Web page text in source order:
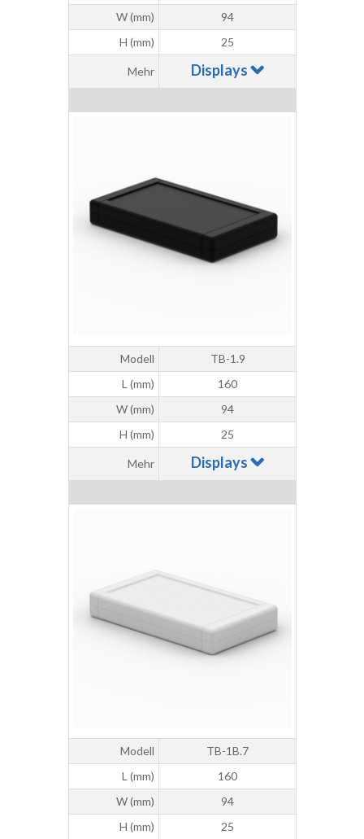
W (mm)
94
H (mm)
25
Mehr Displays
Modell
TB-1.9
L (mm)
160
W (mm)
94
H (mm)
25
Mehr Displays
Modell
TB-1B.7
L (mm)
160
W (mm)
94
H (mm)
25